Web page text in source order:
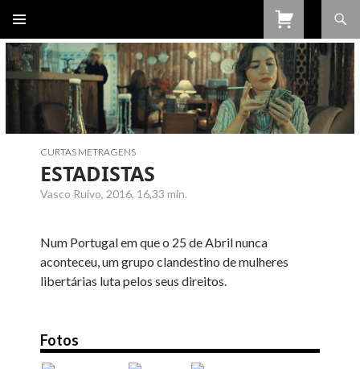
PARA
O
CONTEÚDO
CURTAS METRAGENS
ESTADISTAS
Vasco Ruivo, 2016, 16,33 min.
Num Portugal em que o 25 de Abril nunca
aconteceu, um grupo clandestino de mulheres
libertárias luta pelos seus direitos.
Fotos